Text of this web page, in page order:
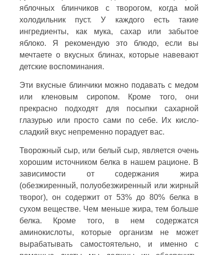
яблочных блинчиков с творогом, когда мой
холодильник пуст. У каждого есть такие
ингредиенты, как мука, сахар или забытое
яблоко. Я рекомендую это блюдо, если вы
мечтаете о вкусных блинах, которые навевают
детские воспоминания.
Эти вкусные блинчики можно подавать с медом
или кленовым сиропом. Кроме того, они
прекрасно подходят для посыпки сахарной
глазурью или просто сами по себе. Их кисло-
сладкий вкус непременно порадует вас.
Творожный сыр, или белый сыр, является очень
хорошим источником белка в нашем рационе. В
зависимости от содержания жира
(обезжиренный, полуобезжиренный или жирный
творог), он содержит от 53% до 80% белка в
сухом веществе. Чем меньше жира, тем больше
белка. Кроме того, в нем содержатся
аминокислоты, которые организм не может
вырабатывать самостоятельно, и именно с